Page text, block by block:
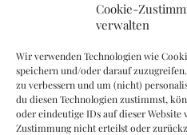
Cookie-
verwalten
Wir verwenden Technologien wie
speichern und/oder darauf
zu verbessern und um (nicht)
du diesen Technologien zustimmst,
oder eindeutige IDs auf dieser Website
Zustimmung nicht erteilst oder
Im Zweiten Weltkrieg fehlen
308 Aufrufe
Hemingway
304 Aufrufe